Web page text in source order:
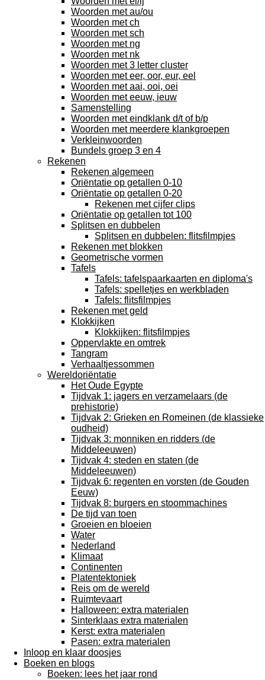
Woorden met au/ou
Woorden met ch
Woorden met sch
Woorden met ng
Woorden met nk
Woorden met 3 letter cluster
Woorden met eer, oor, eur, eel
Woorden met aai, ooi, oei
Woorden met eeuw, ieuw
Samenstelling
Woorden met eindklank d/t of b/p
Woorden met meerdere klankgroepen
Verkleinwoorden
Bundels groep 3 en 4
Rekenen
Rekenen algemeen
Oriëntatie op getallen 0-10
Oriëntatie op getallen 0-20
Rekenen met cijfer clips
Oriëntatie op getallen tot 100
Splitsen en dubbelen
Splitsen en dubbelen: flitsfilmpjes
Rekenen met blokken
Geometrische vormen
Tafels
Tafels: tafelspaarkaarten en diploma's
Tafels: spelletjes en werkbladen
Tafels: flitsfilmpjes
Rekenen met geld
Klokkijken
Klokkijken: flitsfilmpjes
Oppervlakte en omtrek
Tangram
Verhaaltjessommen
Wereldoriëntatie
Het Oude Egypte
Tijdvak 1: jagers en verzamelaars (de
prehistorie)
Tijdvak 2: Grieken en Romeinen (de klassieke
oudheid)
Tijdvak 3: monniken en ridders (de
Middeleeuwen)
Tijdvak 4: steden en staten (de
Middeleeuwen)
Tijdvak 6: regenten en vorsten (de Gouden
Eeuw)
Tijdvak 8: burgers en stoommachines
De tijd van toen
Groeien en bloeien
Water
Nederland
Klimaat
Continenten
Platentektoniek
Reis om de wereld
Ruimtevaart
Halloween: extra materialen
Sinterklaas extra materialen
Kerst: extra materialen
Pasen: extra materialen
Inloop en klaar doosjes
Boeken en blogs
Boeken: lees het jaar rond